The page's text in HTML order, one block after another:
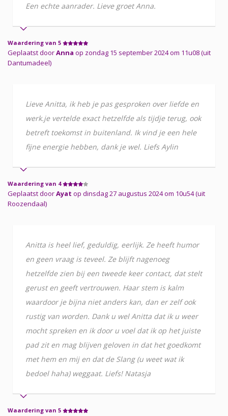
Een echte aanrader. Lieve groet Anna.
Waardering van 5
Geplaatst doorAnna op zondag 15 september 2024 om 11u08 (uit
Dantumadeel)
Lieve Anitta, ik heb je pas gesproken over liefde en
werk.je vertelde exact hetzelfde als tijdje terug, ook
betreft toekomst in buitenland. Ik vind je een hele
fijne energie hebben, dank je wel. Liefs Aylin
Waardering van 4
Geplaatst doorAyat op dinsdag 27 augustus 2024 om 10u54 (uit
Roozendaal)
Anitta is heel lief, geduldig, eerlijk. Ze heeft humor
en geen vraag is teveel. Ze blijft nagenoeg
hetzelfde zien bij een tweede keer contact, dat stelt
gerust en geeft vertrouwen. Haar stem is kalm
waardoor je bijna niet anders kan, dan er zelf ook
rustig van worden. Dank u wel Anitta dat ik u weer
mocht spreken en ik door u voel dat ik op het juiste
pad zit en mag blijven geloven in dat het goedkomt
met hem en mij en dat de Slang (u weet wat ik
bedoel haha) weggaat. Liefs! Natasja
Waardering van 5